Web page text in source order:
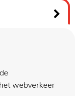
webverkeer